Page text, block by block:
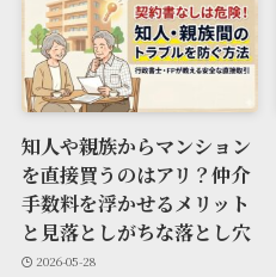
知人や親族からマンション
を直接買うのはアリ？仲介
手数料を浮かせるメリット
と見落としがちな落とし穴
2026-05-28